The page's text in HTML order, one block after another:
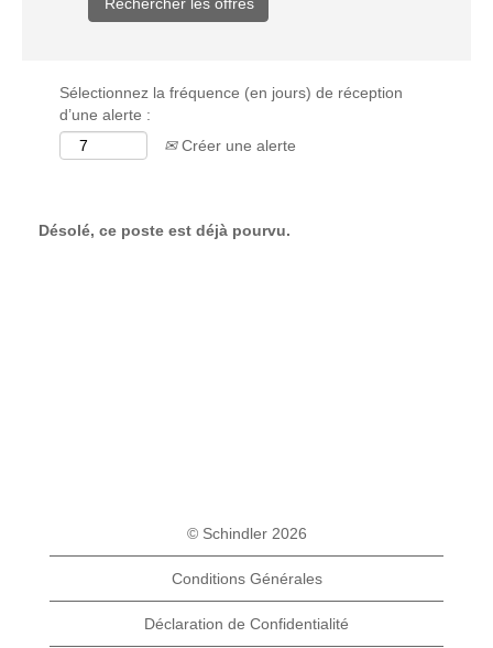
Sélectionnez la fréquence (en jours) de réception
d’une alerte :
Créer une alerte
Désolé, ce poste est déjà pourvu.
© Schindler 2026
Conditions Générales
Déclaration de Confidentialité